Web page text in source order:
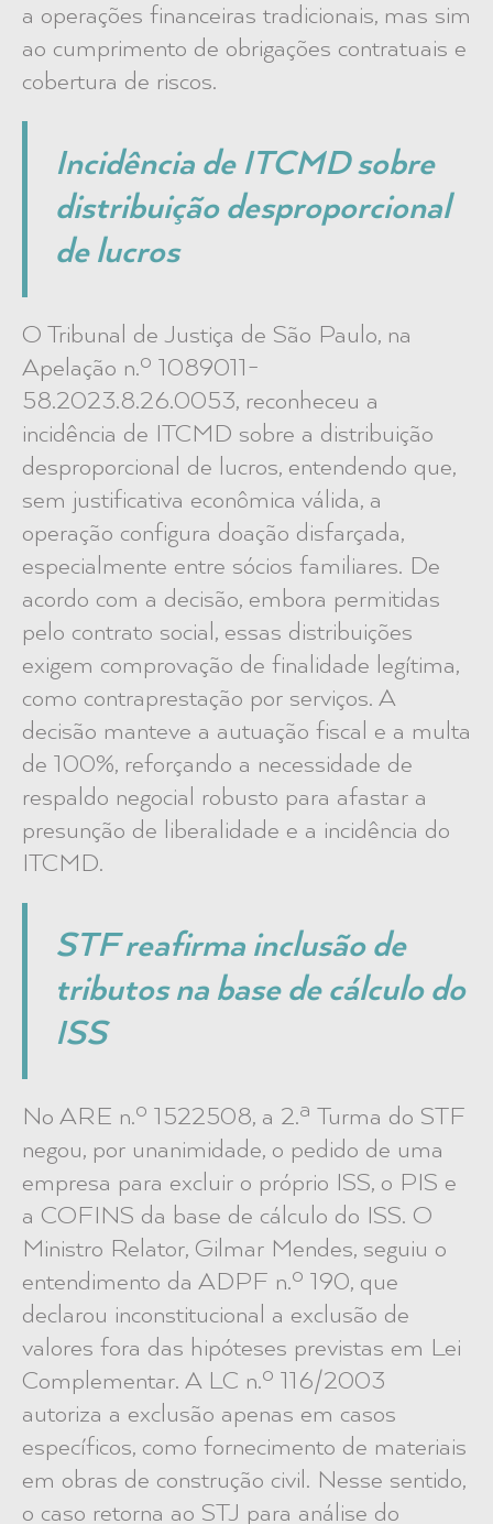
a operações financeiras tradicionais, mas sim
ao cumprimento de obrigações contratuais e
cobertura de riscos.
Incidência de ITCMD sobre
distribuição desproporcional
de lucros
O Tribunal de Justiça de São Paulo, na
Apelação n.º 1089011-
58.2023.8.26.0053, reconheceu a
incidência de ITCMD sobre a distribuição
desproporcional de lucros, entendendo que,
sem justificativa econômica válida, a
operação configura doação disfarçada,
especialmente entre sócios familiares. De
acordo com a decisão, embora permitidas
pelo contrato social, essas distribuições
exigem comprovação de finalidade legítima,
como contraprestação por serviços. A
decisão manteve a autuação fiscal e a multa
de 100%, reforçando a necessidade de
respaldo negocial robusto para afastar a
presunção de liberalidade e a incidência do
ITCMD.
STF reafirma inclusão de
tributos na base de cálculo do
ISS
No ARE n.º 1522508, a 2.ª Turma do STF
negou, por unanimidade, o pedido de uma
empresa para excluir o próprio ISS, o PIS e
a COFINS da base de cálculo do ISS. O
Ministro Relator, Gilmar Mendes, seguiu o
entendimento da ADPF n.º 190, que
declarou inconstitucional a exclusão de
valores fora das hipóteses previstas em Lei
Complementar. A LC n.º 116/2003
autoriza a exclusão apenas em casos
específicos, como fornecimento de materiais
em obras de construção civil. Nesse sentido,
o caso retorna ao STJ para análise do